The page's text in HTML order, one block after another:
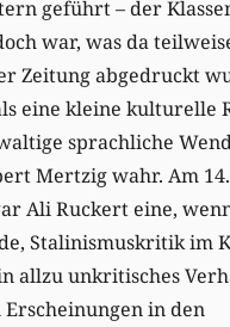
geführt – der
war, was da
Zeitung abgedruckt
eine kleine kulturelle
sprachliche
Mertzig wahr. Am
Ali Ruckert eine,
Stalinismuskritik im
allzu unkritisches
in den